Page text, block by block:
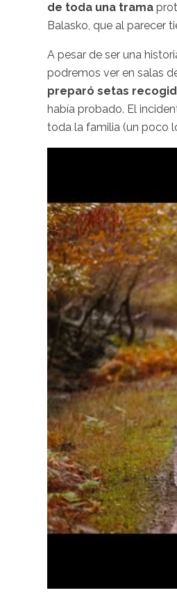
de toda una trama
Balasko, que al parecer
A pesar de ser una
podremos ver en salas
preparó setas
había probado. El
toda la familia (un poco